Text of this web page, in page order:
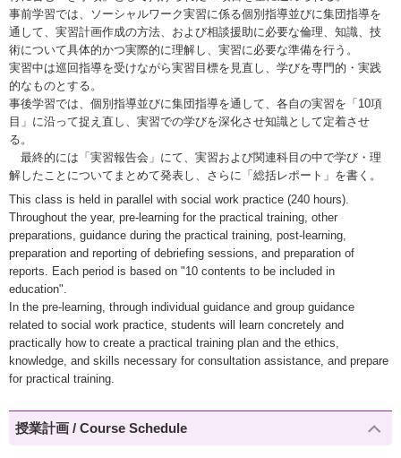
事前学習では、ソーシャルワーク実習に係る個別指導並びに集団指導を
通して、実習計画作成の方法、および相談援助に必要な倫理、知識、技
術について具体的かつ実際的に理解し、実習に必要な準備を行う。
実習中は巡回指導を受けながら実習目標を見直し、学びを専門的・実践
的なものとする。
事後学習では、個別指導並びに集団指導を通して、各自の実習を「10項
目」に沿って捉え直し、実習での学びを深化させ知識として定着させ
る。
最終的には「実習報告会」にて、実習および関連科目の中で学び・理
解したことについてまとめて発表し、さらに「総括レポート」を書く。
This class is held in parallel with social work practice (240 hours).
Throughout the year, pre-learning for the practical training, other
preparations, guidance during the practical training, post-learning,
preparation and reporting of debriefing sessions, and preparation of
reports. Each period is based on "10 contents to be included in
education".
In the pre-learning, through individual guidance and group guidance
related to social work practice, students will learn concretely and
practically how to create a practical training plan and the ethics,
knowledge, and skills necessary for consultation assistance, and prepare
for practical training.
授業計画 / Course Schedule